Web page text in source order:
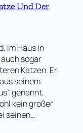
Und Der
Im Haus in
sogar
Katzen. Er
seinem
genannt,
kein großer
seinen…